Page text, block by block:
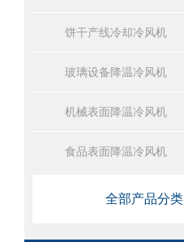
饼干产线冷却冷风机
玻璃设备降温冷风机
机械表面降温冷风机
食品表面降温冷风机
全部产品分类